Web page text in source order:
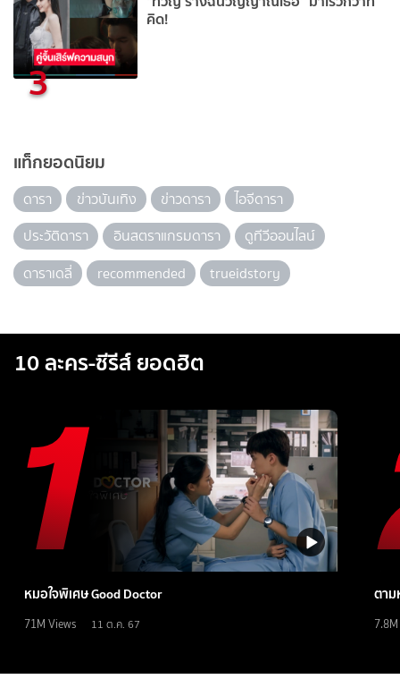
3
คิด!
แท็กยอดนิยม
ดารา ข่าวบันเทิง ข่าวดารา
ไอจีดารา
ประวัติดารา
อินสตราแกรมดารา
ดูทีวีออนไลน์
ดาราเดลี่
recommended trueidstory
10 ละคร-ซีรีส์ ยอดฮิต
หมอใจพิเศษ Good Doctor
71M Views 11 ต.ค. 67
ตาม
7.8M